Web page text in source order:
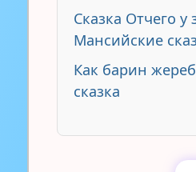
Сказка Отчего
Мансийские
Как барин
сказка